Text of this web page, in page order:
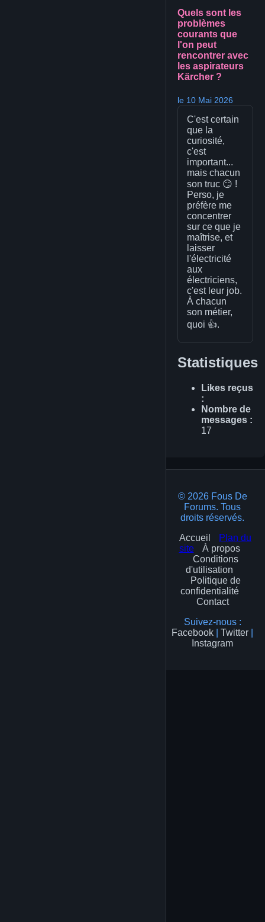
Quels sont les
problèmes
courants que
l'on peut
rencontrer avec
les aspirateurs
Kärcher ?
le 10 Mai 2026
C'est certain
que la
curiosité,
c'est
important...
mais chacun
son truc 😏 !
Perso, je
préfère me
concentrer
sur ce que je
maîtrise, et
laisser
l'électricité
aux
électriciens,
c'est leur job.
À chacun
son métier,
quoi 👍.
Statistiques
Likes reçus
:
Nombre de
messages :
17
© 2026 Fous De
Forums. Tous
droits réservés.
Accueil
Plan du
site
À propos
Conditions
d'utilisation
Politique de
confidentialité
Contact
Suivez-nous :
Facebook
Twitter
Instagram